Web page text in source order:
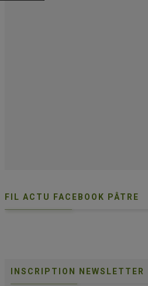
FIL ACTU FACEBOOK PÂTRE
INSCRIPTION NEWSLETTER